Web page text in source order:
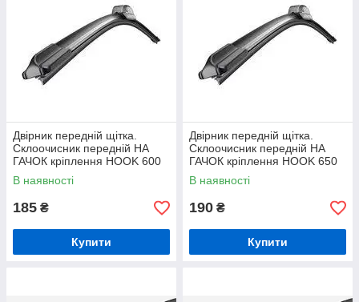
Двірник передній щітка.
Склоочисник передній НА
ГАЧОК кріплення HOOK 600
мм
В наявності
185 ₴
Купити
Двірник передній щітка.
Склоочисник передній НА
ГАЧОК кріплення HOOK 650
мм
В наявності
190 ₴
Купити